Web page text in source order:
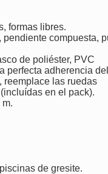
formas libres.
compuesta,
de poliéster, PVC
perfecta adherencia del
reemplace las ruedas
en el pack).
m.
de gresite.